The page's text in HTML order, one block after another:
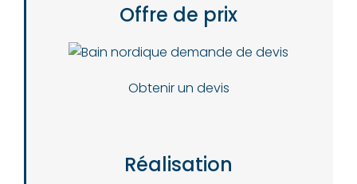
Offre de prix
Obtenir un devis
Réalisation